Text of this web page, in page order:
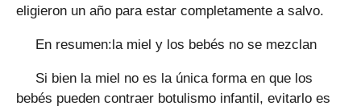
eligieron un año para estar completamente a salvo.
En resumen:la miel y los bebés no se mezclan
Si bien la miel no es la única forma en que los
bebés pueden contraer botulismo infantil, evitarlo es